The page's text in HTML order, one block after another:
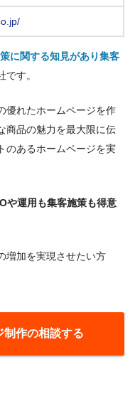
に関する知見があり集客
です。
優れたホームページを作
商品の魅力を最大限に伝
のあるホームページを実
や運用も集客施策も得意
増加を実現させたい方
制作の相談する